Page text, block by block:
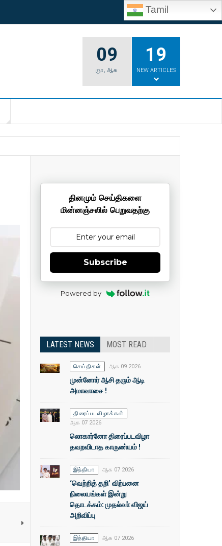
Tamil
09
ஞா , ஆக
19
NEW ARTICLES
தினமும் செய்திகளை
மின்னஞ்சலில் பெறுவதற்கு
Subscribe
Powered by
LATEST NEWS MOST READ
செய்திகள் ஆக 09 2026
முன்னோர் ஆசி தரும் ஆடி
அமாவாசை !
திரைப்படவிழாக்கள்
ஆக 07 2026
லொகார்னோ திரைப்படவிழா
தவறவிடாத காருண்யம் !
இந்தியா ஆக 07 2026
‘வெற்றித் தறி’ விற்பனை
நிலையங்கள் இன்று
தொடக்கம்: முதல்வா் விஜய்
அறிவிப்பு
இந்தியா ஆக 07 2026